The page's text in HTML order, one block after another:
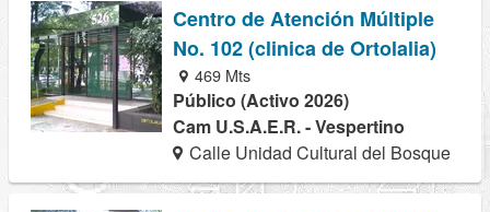
Centro de Atención Múltiple
No. 102 (clinica de Ortolalia)
469 Mts
Público (Activo 2026)
Cam U.S.A.E.R. - Vespertino
Calle Unidad Cultural del Bosque